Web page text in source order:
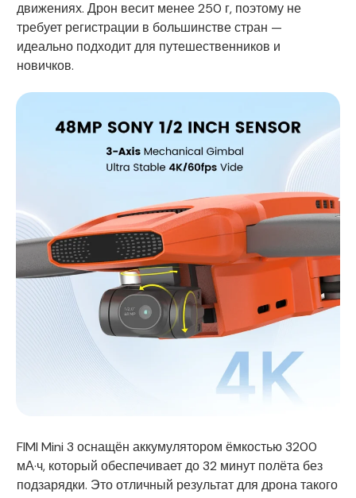
движениях. Дрон весит менее 250 г, поэтому не
требует регистрации в большинстве стран —
идеально подходит для путешественников и
новичков.
FIMI Mini 3 оснащён аккумулятором ёмкостью 3200
мА·ч, который обеспечивает до 32 минут полёта без
подзарядки. Это отличный результат для дрона такого